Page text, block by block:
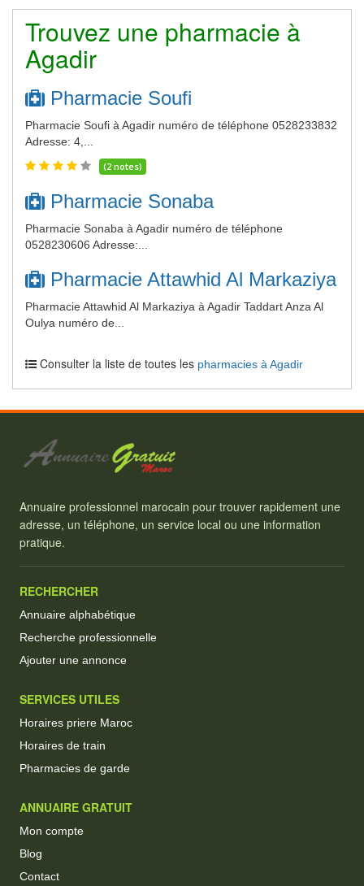
Trouvez une pharmacie à
Agadir
Pharmacie Soufi
Pharmacie Soufi à Agadir numéro de téléphone 0528233832
Adresse: 4,...
(2 notes)
Pharmacie Sonaba
Pharmacie Sonaba à Agadir numéro de téléphone
0528230606 Adresse:...
Pharmacie Attawhid Al Markaziya
Pharmacie Attawhid Al Markaziya à Agadir Taddart Anza Al
Oulya numéro de...
Consulter la liste de toutes les pharmacies à Agadir
Annuaire professionnel marocain pour trouver rapidement une
adresse, un téléphone, un service local ou une information
pratique.
RECHERCHER
Annuaire alphabétique
Recherche professionnelle
Ajouter une annonce
SERVICES UTILES
Horaires priere Maroc
Horaires de train
Pharmacies de garde
ANNUAIRE GRATUIT
Mon compte
Blog
Contact